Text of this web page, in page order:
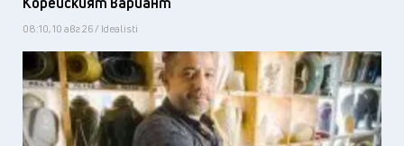
08:10, 10 авг 26 / Idealisti